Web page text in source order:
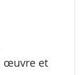
œuvre et